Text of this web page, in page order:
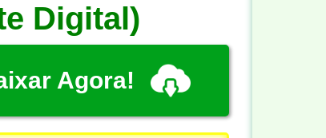
Digital)
Agora!